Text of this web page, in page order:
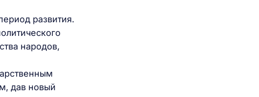
развития.
народов,
дав новый